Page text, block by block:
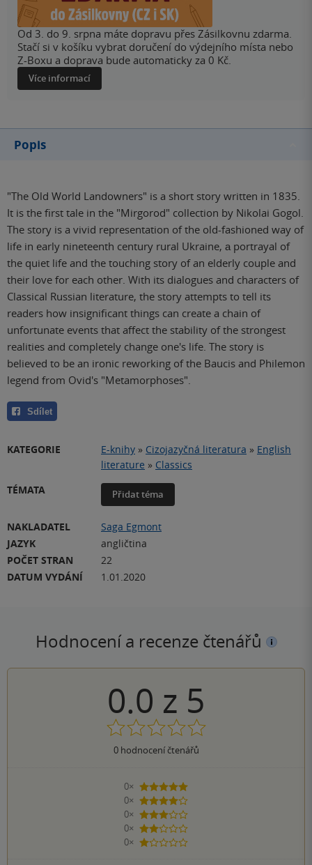
Od 3. do 9. srpna máte dopravu přes Zásilkovnu zdarma.
Stačí si v košíku vybrat doručení do výdejního místa nebo
Z-Boxu a doprava bude automaticky za 0 Kč.
Více informací
Popis
"The Old World Landowners" is a short story written in 1835.
It is the first tale in the "Mirgorod" collection by Nikolai Gogol.
The story is a vivid representation of the old-fashioned way of
life in early nineteenth century rural Ukraine, а portrayal of
the quiet life and the touching story of an elderly couple and
their love for each other. With its dialogues and characters of
Classical Russian literature, the story attempts to tell its
readers how insignificant things can create a chain of
unfortunate events that affect the stability of the strongest
realities and completely change one's life. The story is
believed to be an ironic reworking of the Baucis and Philemon
legend from Ovid's "Metamorphoses".
Sdílet
KATEGORIE E-knihy » Cizojazyčná literatura » English
literature » Classics
TÉMATA
Přidat téma
NAKLADATEL
Saga Egmont
JAZYK
angličtina
POČET STRAN
22
DATUM VYDÁNÍ
1.01.2020
Hodnocení a recenze čtenářů
0.0 z 5
0hodnocení čtenářů
0×
5 hvězdiček
0×
4 hvězdičky
0×
3 hvězdičky
0×
2 hvězdičky
0×
1 hvezdička